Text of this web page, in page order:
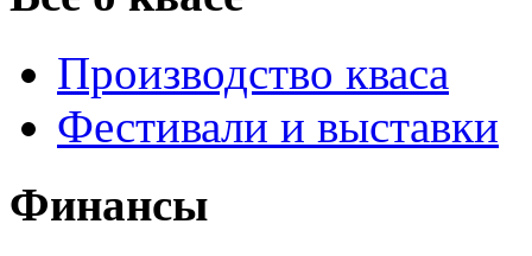
Производство кваса
Фестивали и выставки
Финансы